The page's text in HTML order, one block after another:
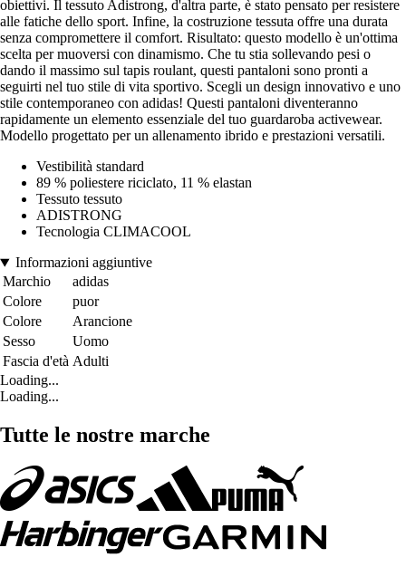
obiettivi. Il tessuto Adistrong, d'altra parte, è stato pensato per resistere
alle fatiche dello sport. Infine, la costruzione tessuta offre una durata
senza compromettere il comfort. Risultato: questo modello è un'ottima
scelta per muoversi con dinamismo. Che tu stia sollevando pesi o
dando il massimo sul tapis roulant, questi pantaloni sono pronti a
seguirti nel tuo stile di vita sportivo. Scegli un design innovativo e uno
stile contemporaneo con adidas! Questi pantaloni diventeranno
rapidamente un elemento essenziale del tuo guardaroba activewear.
Modello progettato per un allenamento ibrido e prestazioni versatili.
Vestibilità standard
89 % poliestere riciclato, 11 % elastan
Tessuto tessuto
ADISTRONG
Tecnologia CLIMACOOL
Informazioni aggiuntive
Marchio
adidas
Colore
puor
Colore
Arancione
Sesso
Uomo
Fascia d'età Adulti
Loading...
Loading...
Tutte le nostre marche